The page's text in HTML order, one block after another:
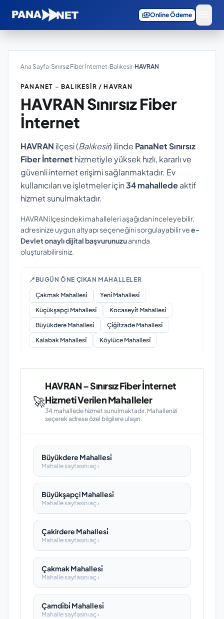
paymentsOnline Ödeme
Ana Sayfa›Sınırsız Fiber İnternet›Balıkesir›HAVRAN
PANANET – BALIKESIR / HAVRAN
HAVRANSınırsız Fiber
İnternet
HAVRANilçesi (Balıkesir) ilinde PanaNet Sınırsız
Fiber İnternet hizmetiyle yüksek hızlı, kararlı ve
güvenli internet erişimi sağlanmaktadır. Ev
kullanıcıları ve işletmeler için34 mahalledeaktif
hizmet sunulmaktadır.
HAVRAN ilçesindeki mahalleleri aşağıdan inceleyebilir,
adresinize uygun altyapı seçeneğini sorgulayabilir vee-
Devlet onaylı dijital başvurunuzuanında
oluşturabilirsiniz.
📍 BUGÜN ÖNE ÇIKAN MAHALLELER
Çakmak Mahallesi̇
Yeni̇ Mahallesi̇
Küçükşapçi Mahallesi̇
Kocaseyi̇t Mahallesi̇
Büyükdere Mahallesi̇
Çi̇ği̇tzade Mahallesi̇
Kalabak Mahallesi̇
Köylüce Mahallesi̇
🚀
HAVRAN – Sınırsız Fiber İnternet
Hizmeti Verilen Mahalleler
34 mahallede hizmet sunulmaktadır. Mahallenizi
seçerek adrese özel bilgilere ulaşın.
Büyükdere Mahallesi̇
Mahalle sayfasını aç ›
Büyükşapçi Mahallesi̇
Mahalle sayfasını aç ›
Çakirdere Mahallesi̇
Mahalle sayfasını aç ›
Çakmak Mahallesi̇
Mahalle sayfasını aç ›
Çamdi̇bi̇ Mahallesi̇
Mahalle sayfasını aç ›